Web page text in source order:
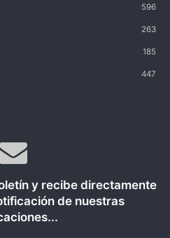
596
263
185
447
y recibe directamente
de nuestras